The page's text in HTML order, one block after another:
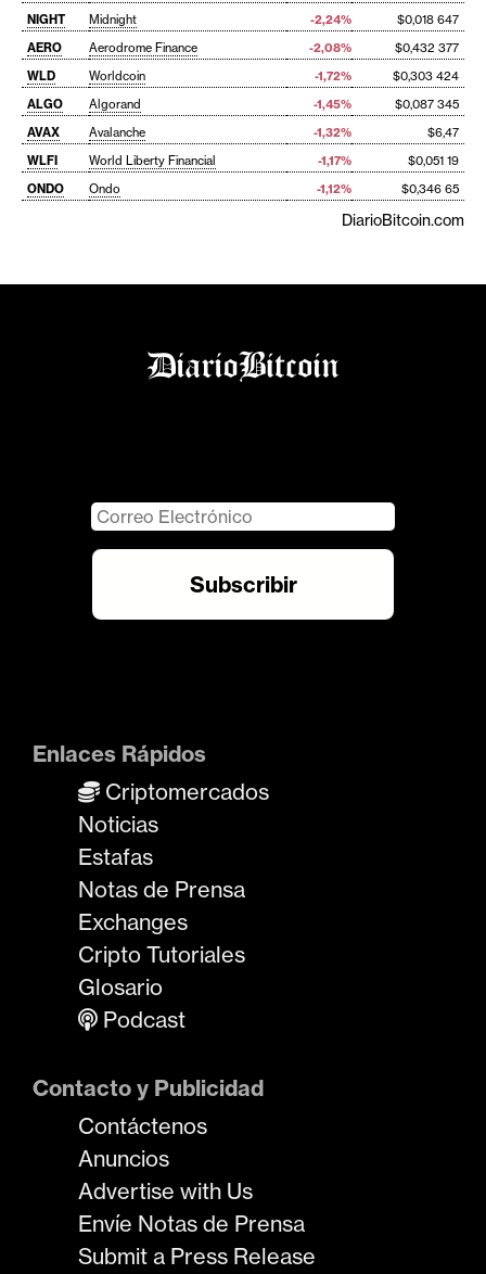
NIGHT Midnight -2,24%
$0,018 647
AERO
Aerodrome Finance -2,08%
$0,432 377
WLD
Worldcoin -1,72%
$0,303 424
ALGO
Algorand -1,45%
$0,087 345
AVAX
Avalanche -1,32%
$6,47
WLFI
World Liberty Financial -1,17%
$0,051 19
ONDO
Ondo -1,12% $0,346 65
DiarioBitcoin.com
Enlaces Rápidos
Criptomercados
Noticias
Estafas
Notas de Prensa
Exchanges
Cripto Tutoriales
Glosario
Podcast
Contacto y Publicidad
Contáctenos
Anuncios
Advertise with Us
Envíe Notas de Prensa
Submit a Press Release